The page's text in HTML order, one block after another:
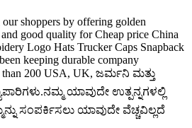
shoppers by offering golden
good quality for Cheap price China
Logo Hats Trucker Caps Snapback
keeping durable company
than 200 USA, UK, ಜರ್ಮನಿ ಮತ್ತು
ಯಾವುದೇ ಉತ್ಪನ್ನಗಳಲ್ಲಿ
ಸಂಪರ್ಕಿಸಲು ಯಾವುದೇ ವೆಚ್ಚವಿಲ್ಲದೆ